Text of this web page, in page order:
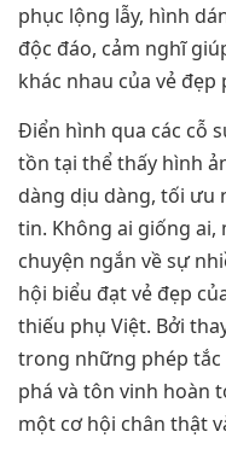
phục lộng lẫy, hình
độc đáo, cảm nghĩ
khác nhau của vẻ đẹp
Điển hình qua các cỗ
tồn tại thể thấy hình
dàng dịu dàng, tối ưu
tin. Không ai giống
chuyện ngắn về sự
hội biểu đạt vẻ đẹp
thiếu phụ Việt. Bởi
trong những phép tắc
phá và tôn vinh hoàn
một cơ hội chân thật